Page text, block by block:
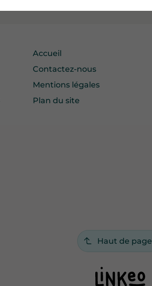
Accueil
Contactez-nous
Mentions légales
Plan du site
Haut de page